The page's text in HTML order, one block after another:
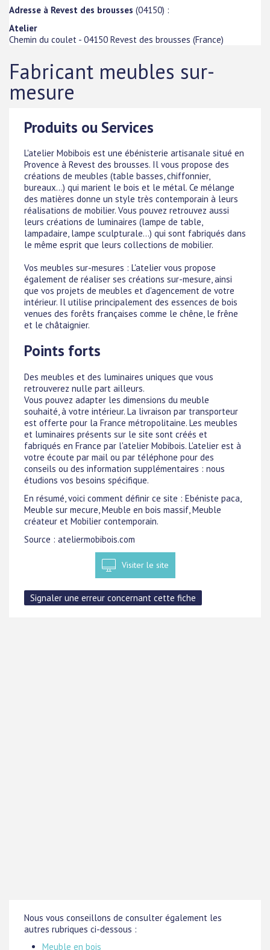
Adresse à Revest des brousses (04150) :
Atelier
Chemin du coulet - 04150 Revest des brousses (France)
Fabricant meubles sur-
mesure
Produits ou Services
L'atelier Mobibois est une ébénisterie artisanale situé en
Provence à Revest des brousses. Il vous propose des
créations de meubles (table basses, chiffonnier,
bureaux...) qui marient le bois et le métal. Ce mélange
des matières donne un style très contemporain à leurs
réalisations de mobilier. Vous pouvez retrouvez aussi
leurs créations de luminaires (lampe de table,
lampadaire, lampe sculpturale...) qui sont fabriqués dans
le même esprit que leurs collections de mobilier.
Vos meubles sur-mesures : L'atelier vous propose
également de réaliser ses créations sur-mesure, ainsi
que vos projets de meubles et d'agencement de votre
intérieur. Il utilise principalement des essences de bois
venues des forêts françaises comme le chêne, le frêne
et le châtaignier.
Points forts
Des meubles et des luminaires uniques que vous
retrouverez nulle part ailleurs.
Vous pouvez adapter les dimensions du meuble
souhaité, à votre intérieur. La livraison par transporteur
est offerte pour la France métropolitaine. Les meubles
et luminaires présents sur le site sont créés et
fabriqués en France par l'atelier Mobibois. L'atelier est à
votre écoute par mail ou par téléphone pour des
conseils ou des information supplémentaires : nous
étudions vos besoins spécifique.
En résumé, voici comment définir ce site : Ebéniste paca,
Meuble sur mecure, Meuble en bois massif, Meuble
créateur et Mobilier contemporain.
Source : ateliermobibois.com
Visiter le site
Nous vous conseillons de consulter également les
autres rubriques ci-dessous :
Meuble en bois